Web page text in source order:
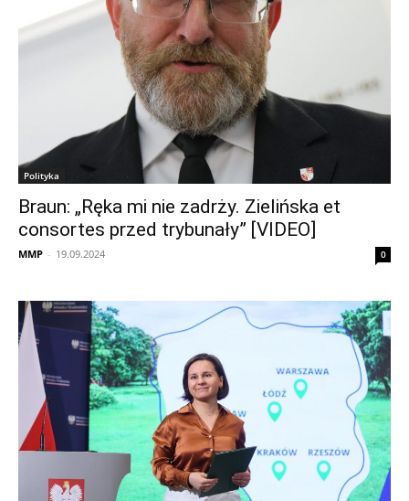
Polityka
Braun: „Ręka mi nie zadrży. Zielińska et
consortes przed trybunały” [VIDEO]
MMP - 19.09.2024 0